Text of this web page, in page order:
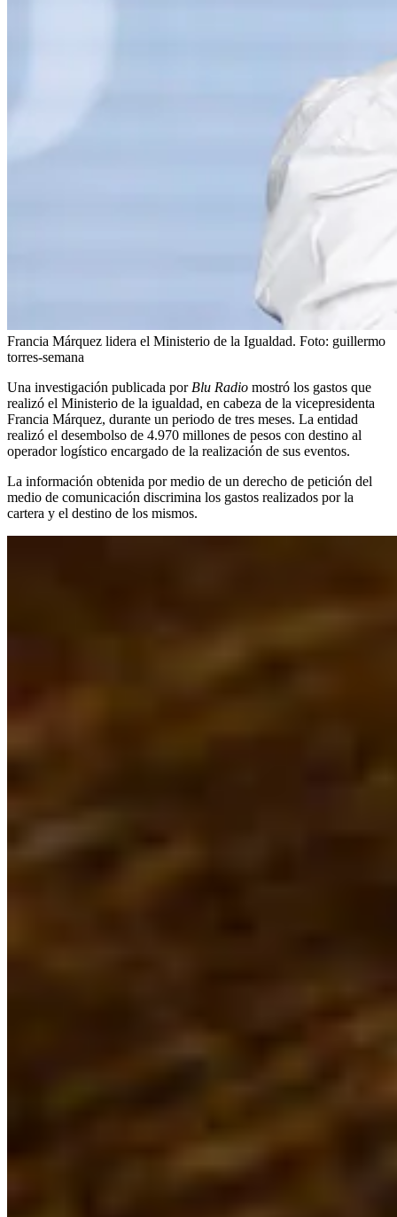
Francia Márquez lidera el Ministerio de la Igualdad. Foto: guillermo
torres-semana
Una investigación publicada por Blu Radio mostró los gastos que
realizó el Ministerio de la igualdad, en cabeza de la vicepresidenta
Francia Márquez, durante un periodo de tres meses. La entidad
realizó el desembolso de 4.970 millones de pesos con destino al
operador logístico encargado de la realización de sus eventos.
La información obtenida por medio de un derecho de petición del
medio de comunicación discrimina los gastos realizados por la
cartera y el destino de los mismos.